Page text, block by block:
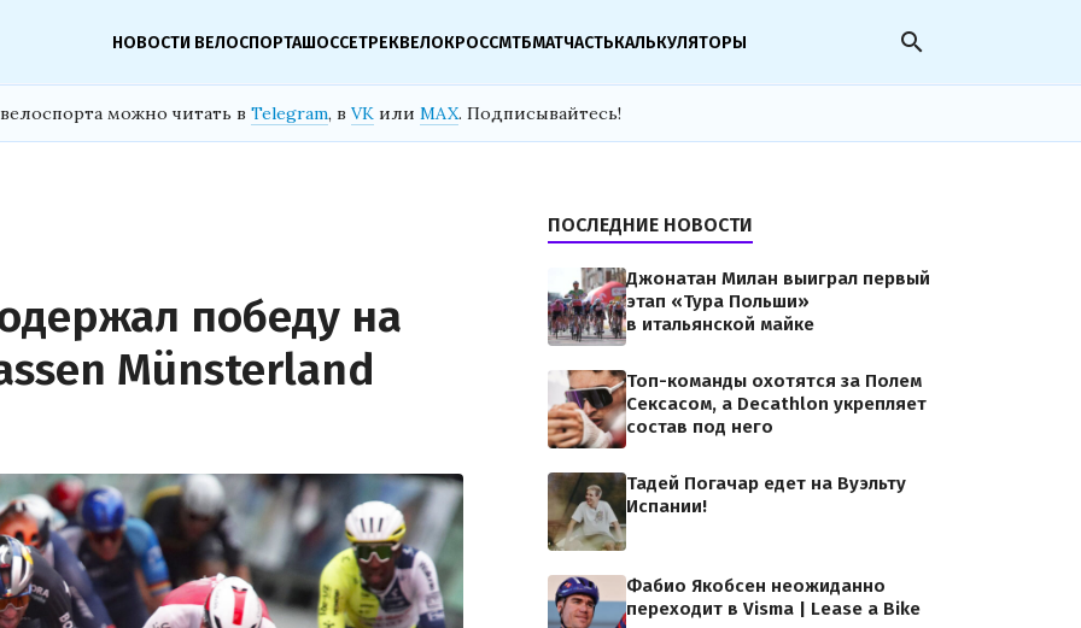
НОВОСТИ ВЕЛОСПОРТАШОССЕТРЕКВЕЛОКРОССМТБМАТЧАСТЬКАЛЬКУЛЯТОРЫ search
можно читать в Telegram, в VK или MAX. Подписывайтесь!
победу на
Münsterland
ПОСЛЕДНИЕ НОВОСТИ
Джонатан Милан выиграл первый
этап «Тура Польши»
в итальянской майке
Топ-команды охотятся за Полем
Сексасом, а Decathlon укрепляет
состав под него
Тадей Погачар едет на Вуэльту
Испании!
Фабио Якобсен неожиданно
переходит в Visma | Lease a Bike